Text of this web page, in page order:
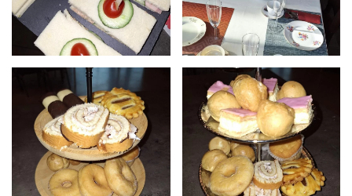
grotere
foto
grotere
foto
klik voor
grotere
klik voor
grotere